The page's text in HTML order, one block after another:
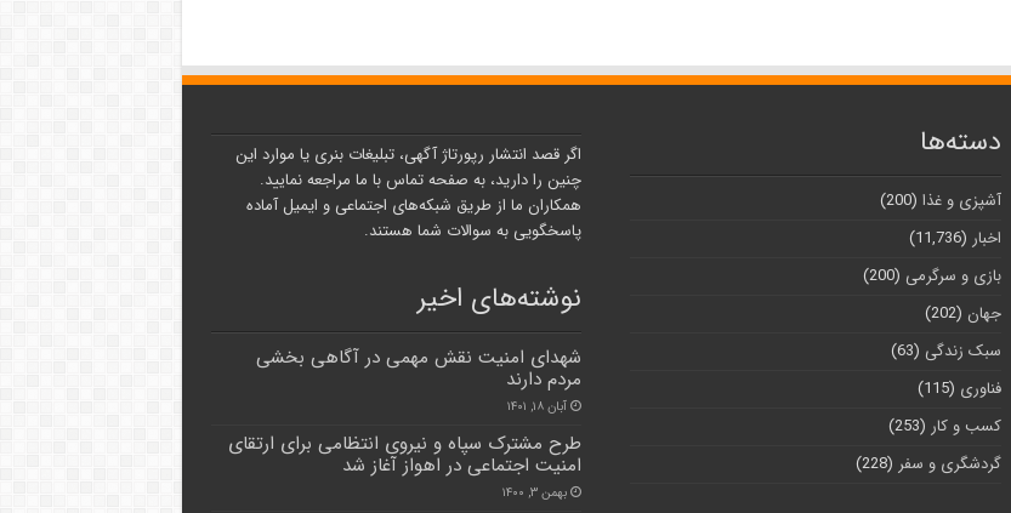
دسته‌ها
آشپزی و غذا (200)
اخبار (11,736)
بازی و سرگرمی (200)
جهان (202)
سبک زندگی (63)
فناوری (115)
کسب و کار (253)
گردشگری و سفر (228)
اگر قصد انتشار رپورتاژ آگهی، تبلیغات بنری یا موارد این
چنین را دارید، به صفحه تماس با ما مراجعه نمایید.
همکاران ما از طریق شبکه‌های اجتماعی و ایمیل آماده
پاسخگویی به سوالات شما هستند.
نوشته‌های اخیر
شهدای امنیت نقش مهمی در آگاهی بخشی
مردم دارند
آبان ۱۸, ۱۴۰۱
طرح مشترک سپاه و نیروی انتظامی برای ارتقای
امنیت اجتماعی در اهواز آغاز شد
بهمن ۳, ۱۴۰۰